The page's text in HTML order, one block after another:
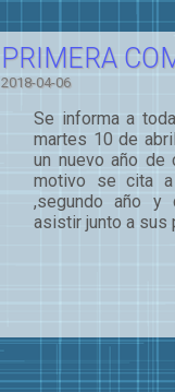
PRIMERA
2018-04-06
Se informa a
martes 10 de
un nuevo año de
motivo se cita
,segundo año y
asistir junto a sus